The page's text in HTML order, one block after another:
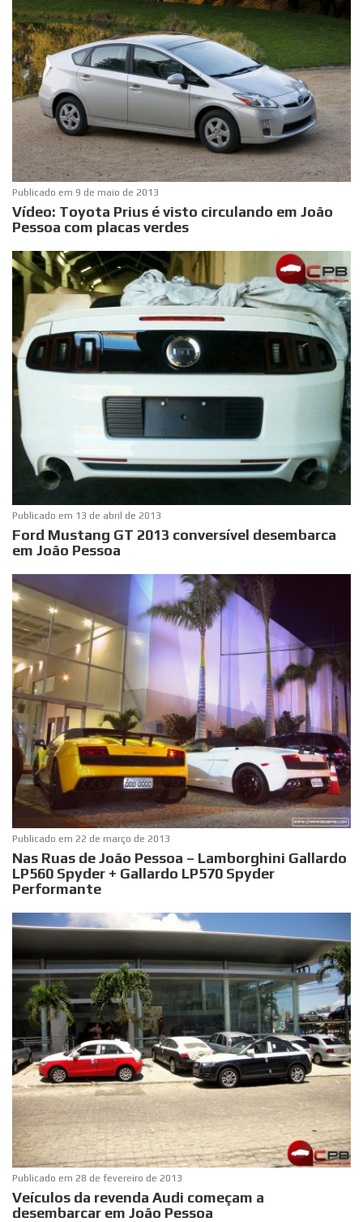
Publicado em 9 de maio de 2013
Vídeo: Toyota Prius é visto circulando em João
Pessoa com placas verdes
Publicado em 13 de abril de 2013
Ford Mustang GT 2013 conversível desembarca
em João Pessoa
Publicado em 22 de março de 2013
Nas Ruas de João Pessoa – Lamborghini Gallardo
LP560 Spyder + Gallardo LP570 Spyder
Performante
Publicado em 28 de fevereiro de 2013
Veículos da revenda Audi começam a
desembarcar em João Pessoa